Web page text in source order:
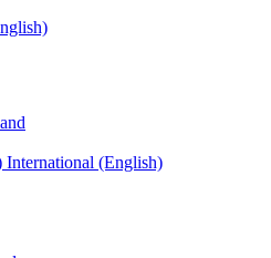
International (English)